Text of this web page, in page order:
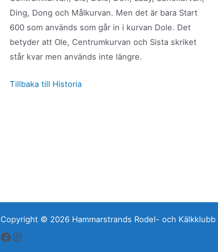
Ding, Dong och Målkurvan. Men det är bara Start
600 som används som går in i kurvan Dole. Det
betyder att Ole, Centrumkurvan och Sista skriket
står kvar men används inte längre.
Tillbaka till Historia
Copyright © 2026 Hammarstrands Rodel- och Kälkklubb
Facebook
Instagram